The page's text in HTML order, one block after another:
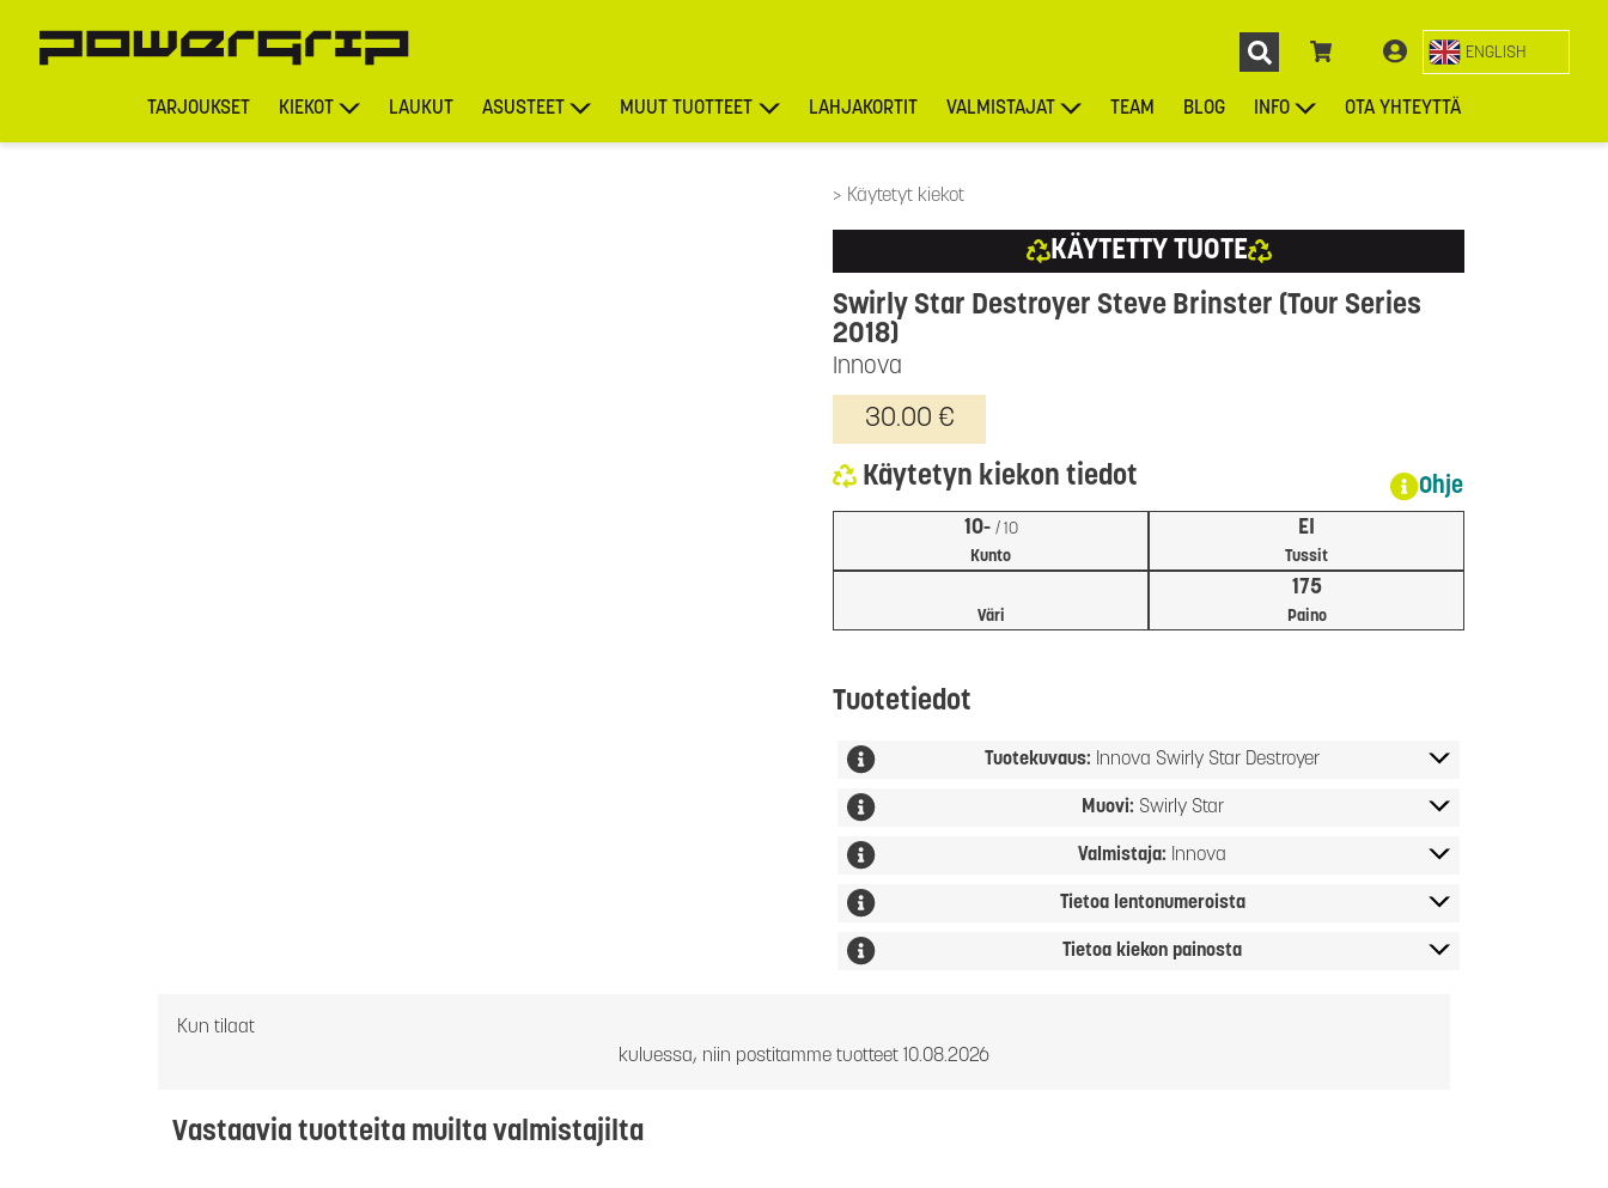
ENGLISH
TARJOUKSET KIEKOT LAUKUT ASUSTEET MUUT TUOTTEET LAHJAKORTIT VALMISTAJAT TEAM BLOG INFO OTA YHTEYTTÄ
Käytetyt kiekot
KÄYTETTY TUOTE
Innova
Swirly Star Destroyer Steve Brinster (Tour Series
2018)
30.00 €
Käytetyn kiekon tiedot Ohje
Kunto
10- / 10
Tussit
EI
Väri Paino
175
Tuotetiedot
Tuotekuvaus: Innova Swirly Star Destroyer
Muovi: Swirly Star
Valmistaja: Innova
Tietoa lentonumeroista
Tietoa kiekon painosta
Kun tilaat
kuluessa, niin postitamme tuotteet 10.08.2026
Vastaavia tuotteita muilta valmistajilta